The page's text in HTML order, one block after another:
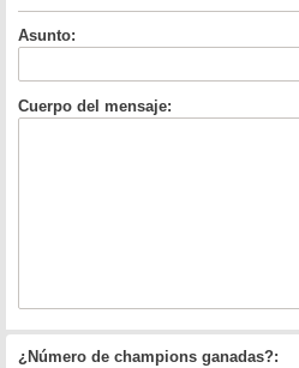
Asunto:
Cuerpo del mensaje:
¿Número de champions ganadas?: